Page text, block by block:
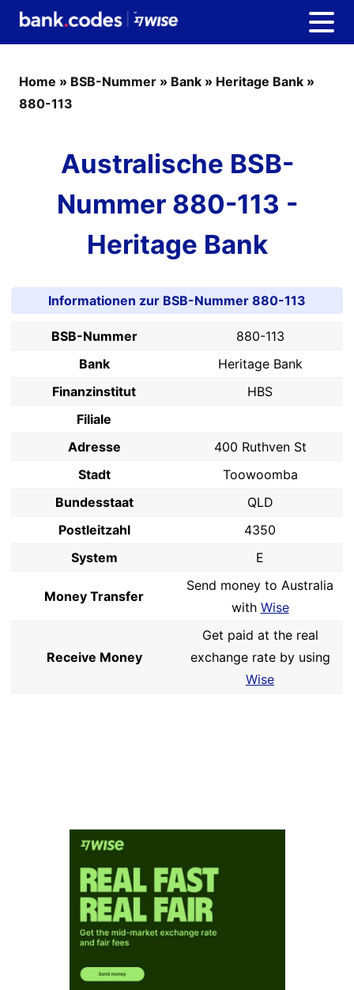
Home » BSB-Nummer » Bank » Heritage Bank »
880-113
Australische BSB-
Nummer 880-113 -
Heritage Bank
Informationen zur BSB-Nummer 880-113
BSB-Nummer
880-113
Bank
Heritage Bank
Finanzinstitut
HBS
Filiale
Adresse
400 Ruthven St
Stadt
Toowoomba
Bundesstaat
QLD
Postleitzahl
4350
System
E
Money Transfer
Send money to Australia
with Wise
Receive Money
Get paid at the real
exchange rate by using
Wise